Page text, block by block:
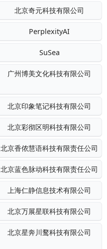
北京奇元科技有限公司
PerplexityAI
SuSea
广州博美文化科技有限公司
北京印象笔记科技有限公司
北京彩彻区明科技有限公司
北京香侬慧语科技有限责任公司
北京蓝色脉动科技有限责任公司
上海仁静信息技术有限公司
北京万展星联科技有限公司
北京星奔川鹜科技有限公司